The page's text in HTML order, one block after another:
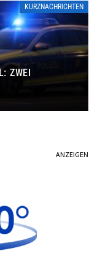
KURZNACHRICHTEN
ZWEI
ANZEIGEN